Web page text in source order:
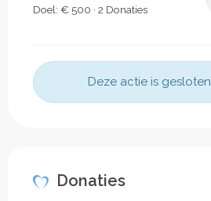
Doel: € 500 · 2 Donaties
Deze actie is gesloten
Donaties